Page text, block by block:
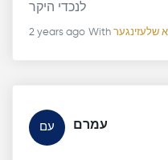
לנכדי היקר
2 years ago With
עם עמרם